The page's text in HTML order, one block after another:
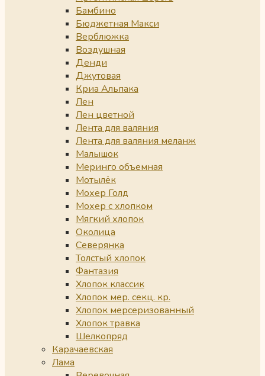
Бамбино
Бюджетная Макси
Верблюжка
Воздушная
Денди
Джутовая
Криа Альпака
Лен
Лен цветной
Лента для валяния
Лента для валяния меланж
Малышок
Меринго объемная
Мотылёк
Мохер Голд
Мохер с хлопком
Мягкий хлопок
Околица
Северянка
Толстый хлопок
Фантазия
Хлопок классик
Хлопок мер. секц. кр.
Хлопок мерсеризованный
Хлопок травка
Шелкопряд
Карачаевская
Лама